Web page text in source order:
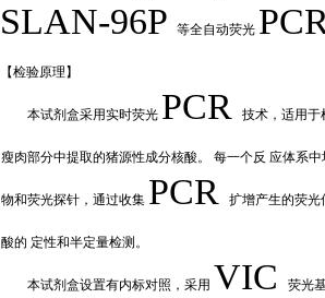
SLAN-96P等全自动荧光
【检验原理】
本试剂盒采用实时荧光 PCR 技术，适用于
瘦肉部分中提取的猪源性成分核酸。 每一个反 应体系中
物和荧光探针，通过收集 PCR 扩增产生的荧光
酸的 定性和半定量检测。
本试剂盒设置有内标对照，采用 VIC 荧光